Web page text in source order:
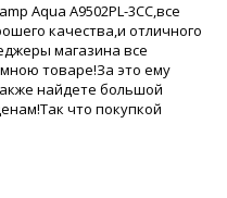
Aqua A9502PL-3CC,все
качества,и отличного
магазина все
товаре!За это ему
найдете большой
что покупкой